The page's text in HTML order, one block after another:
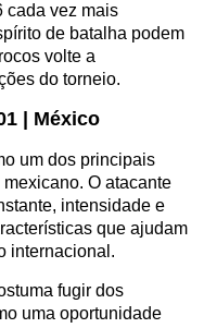
cada vez mais
de batalha podem
volte a
do torneio.
| México
um dos principais
O atacante
intensidade e
que ajudam
internacional.
fugir dos
uma oportunidade